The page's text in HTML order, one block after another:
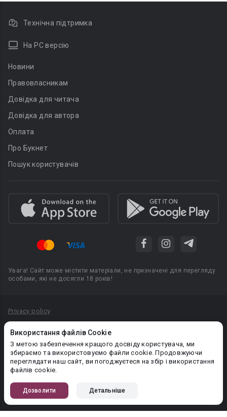
Використання файлів Cookie
З метою забезпечення кращого досвіду користувача, ми
збираємо та використовуємо файли cookie. Продовжуючи
переглядати наш сайт, ви погоджуєтеся на збір і використання
файлів cookie.
Дозволити Детальніше
Технічна підтримка
На PC версію
Новини
Правовласникам
Довідка для читача
Довідка для автора
Оплата
Про Букнет
Пошук користувачів
Увага! Сайт може містити матеріали, не призначені для перегляду
особами, які не досягли 18 років!
Privacy policy
Політика конфіденційності
Правила публікації авторського контенту
PR-вiддiл: pr@booknet.com
© 2026 Booknet. Всі права захищено.